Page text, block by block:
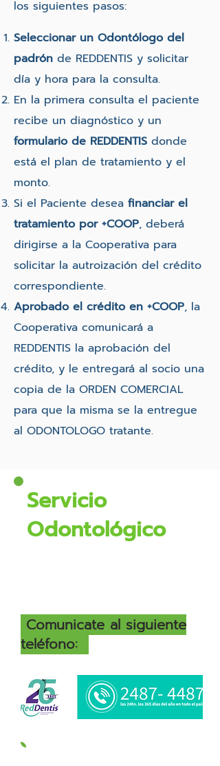
los siguientes pasos:
Seleccionar un Odontólogo del
padrón de REDDENTIS y solicitar
día y hora para la consulta.
En la primera consulta el paciente
recibe un diagnóstico y un
formulario de REDDENTIS donde
está el plan de tratamiento y el
monto.
Si el Paciente desea financiar el
tratamiento por +COOP, deberá
dirigirse a la Cooperativa para
solicitar la autroización del crédito
correspondiente.
Aprobado el crédito en +COOP, la
Cooperativa comunicará a
REDDENTIS la aprobación del
crédito, y le entregará al socio una
copia de la ORDEN COMERCIAL
para que la misma se la entregue
al ODONTOLOGO tratante.​
Servicio
Odontológico
Comunicate al siguiente
teléfono: